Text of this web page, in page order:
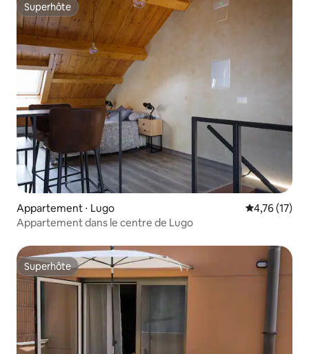
Superhôte
Superhôte
Appartement ⋅ Lugo Évaluation
4,76 (17)
Appartement dans le centre de Lugo
Superhôte
Superhôte